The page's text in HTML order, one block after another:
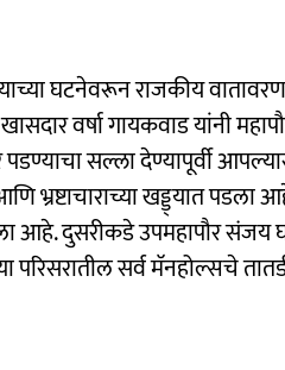
घटनेवरून राजकीय
वर्षा गायकवाड यांनी
सल्ला देण्यापूर्वी
भ्रष्टाचाराच्या खड्ड्यात
आहे. ​दुसरीकडे उपमहापौर संजय
परिसरातील सर्व मॅनहोल्सचे